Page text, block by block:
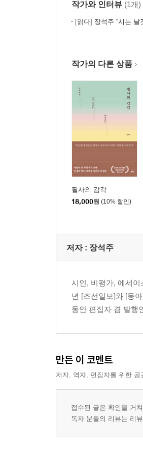
모성성의 문체 : 세상을
부조리의 문체 : 삶이라
작가와 인터뷰 (1개)
[읽다] 장석주 “시는
작가의 다른 상품
필사의 감각
18,000원 (10% 할인)
저자 : 장석주
시인, 비평가, 에세
년 [조선일보]와 [동
동안 편집자 겸 발행
만든 이 코멘트
저자, 역자, 편집자를 위한
접수된 글은 확인을 거
독자 분들의 리뷰는 리